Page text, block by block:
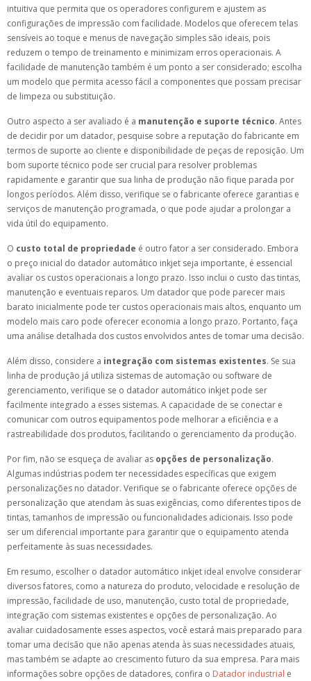
intuitiva que permita que os operadores configurem e ajustem as
configurações de impressão com facilidade. Modelos que oferecem telas
sensíveis ao toque e menus de navegação simples são ideais, pois
reduzem o tempo de treinamento e minimizam erros operacionais. A
facilidade de manutenção também é um ponto a ser considerado; escolha
um modelo que permita acesso fácil a componentes que possam precisar
de limpeza ou substituição.
Outro aspecto a ser avaliado é a manutenção e suporte técnico. Antes
de decidir por um datador, pesquise sobre a reputação do fabricante em
termos de suporte ao cliente e disponibilidade de peças de reposição. Um
bom suporte técnico pode ser crucial para resolver problemas
rapidamente e garantir que sua linha de produção não fique parada por
longos períodos. Além disso, verifique se o fabricante oferece garantias e
serviços de manutenção programada, o que pode ajudar a prolongar a
vida útil do equipamento.
O custo total de propriedade é outro fator a ser considerado. Embora
o preço inicial do datador automático inkjet seja importante, é essencial
avaliar os custos operacionais a longo prazo. Isso inclui o custo das tintas,
manutenção e eventuais reparos. Um datador que pode parecer mais
barato inicialmente pode ter custos operacionais mais altos, enquanto um
modelo mais caro pode oferecer economia a longo prazo. Portanto, faça
uma análise detalhada dos custos envolvidos antes de tomar uma decisão.
Além disso, considere a integração com sistemas existentes. Se sua
linha de produção já utiliza sistemas de automação ou software de
gerenciamento, verifique se o datador automático inkjet pode ser
facilmente integrado a esses sistemas. A capacidade de se conectar e
comunicar com outros equipamentos pode melhorar a eficiência e a
rastreabilidade dos produtos, facilitando o gerenciamento da produção.
Por fim, não se esqueça de avaliar as opções de personalização.
Algumas indústrias podem ter necessidades específicas que exigem
personalizações no datador. Verifique se o fabricante oferece opções de
personalização que atendam às suas exigências, como diferentes tipos de
tintas, tamanhos de impressão ou funcionalidades adicionais. Isso pode
ser um diferencial importante para garantir que o equipamento atenda
perfeitamente às suas necessidades.
Em resumo, escolher o datador automático inkjet ideal envolve considerar
diversos fatores, como a natureza do produto, velocidade e resolução de
impressão, facilidade de uso, manutenção, custo total de propriedade,
integração com sistemas existentes e opções de personalização. Ao
avaliar cuidadosamente esses aspectos, você estará mais preparado para
tomar uma decisão que não apenas atenda às suas necessidades atuais,
mas também se adapte ao crescimento futuro da sua empresa. Para mais
informações sobre opções de datadores, confira o Datador industrial e